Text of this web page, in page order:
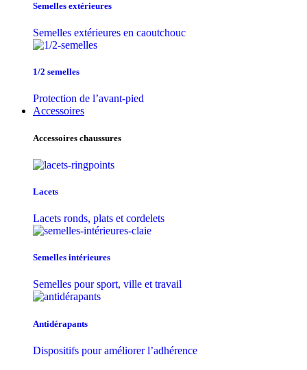
Semelles extérieures
Semelles extérieures en caoutchouc
1/2 semelles
Protection de l’avant-pied
Accessoires
Accessoires chaussures
Lacets
Lacets ronds, plats et cordelets
Semelles intérieures
Semelles pour sport, ville et travail
Antidérapants
Dispositifs pour améliorer l’adhérence